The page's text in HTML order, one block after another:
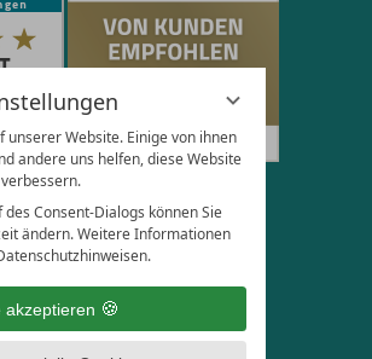
unserer Website. Einige von ihnen
andere uns helfen, diese Website
Consent-Dialogs können Sie
ändern. Weitere Informationen
akzeptieren